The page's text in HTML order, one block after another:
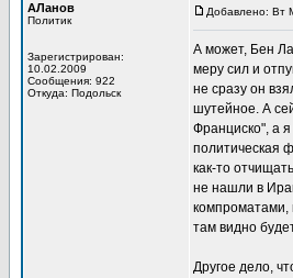
АЛанов
Политик
Зарегистрирован:
10.02.2009
Сообщения: 922
Откуда: Подольск
Добавлено: Вт
А может, Бен
меру сил и
не сразу он
шутейное. А
Франциско", а
политическая
как-то
не нашли в
компроматами,
там видно
Другое дело,